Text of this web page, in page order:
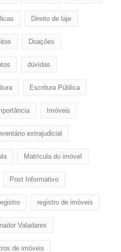
Direito de laje
Doaçôes
dúvidas
Escritura Pública
Imóveis
extrajudicial
Matrícula do imóvel
Post Informativo
registro de imóveis
Valadares
de imóveis